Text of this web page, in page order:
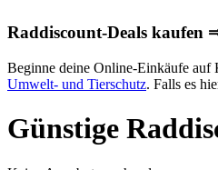
Raddiscount-Deals kaufen
Beginne deine Online-Einkäufe auf
Umwelt- und Tierschutz. Falls es
Günstige